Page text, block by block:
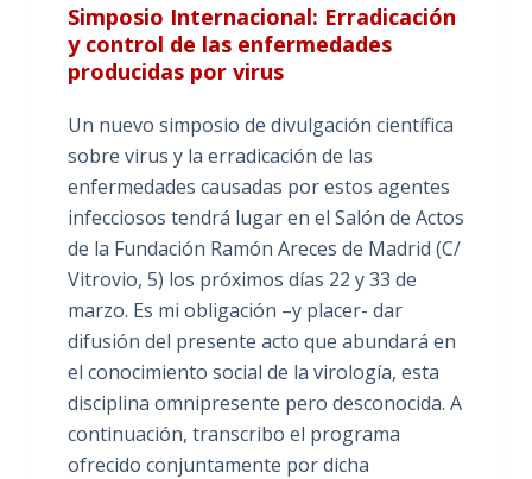
Simposio Internacional: Erradicación
y control de las enfermedades
producidas por virus
Un nuevo simposio de divulgación científica
sobre virus y la erradicación de las
enfermedades causadas por estos agentes
infecciosos tendrá lugar en el Salón de Actos
de la Fundación Ramón Areces de Madrid (C/
Vitrovio, 5) los próximos días 22 y 33 de
marzo. Es mi obligación –y placer- dar
difusión del presente acto que abundará en
el conocimiento social de la virología, esta
disciplina omnipresente pero desconocida. A
continuación, transcribo el programa
ofrecido conjuntamente por dicha